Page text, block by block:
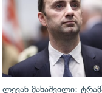
ლევან მახაშვილი: